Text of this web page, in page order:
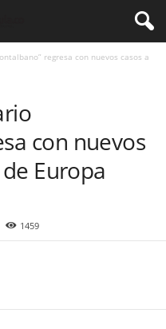
regresa con nuevos casos a
con nuevos
Europa
1459